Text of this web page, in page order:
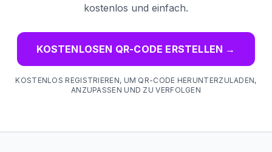
kostenlos und einfach.
KOSTENLOSEN QR-CODE ERSTELLEN →
KOSTENLOS REGISTRIEREN, UM QR-CODE HERUNTERZULADEN,
ANZUPASSEN UND ZU VERFOLGEN